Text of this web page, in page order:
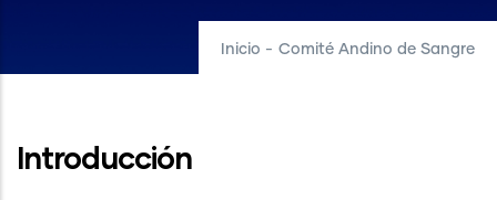
Inicio - Comité Andino de Sangre
Introducción